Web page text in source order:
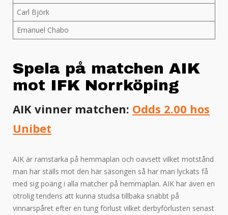
Carl Björk
Emanuel Chabo
Spela på matchen AIK
mot IFK Norrköping
AIK vinner matchen: Odds 2.00 hos
Unibet
AIK är ramstarka på hemmaplan och oavsett vilket motstånd
man har ställs mot den här säsongen så har man lyckats få
med sig poäng i alla matcher på hemmaplan. AIK har även en
otrolig tendens att kunna studsa tillbaka snabbt på
vinnarspåret efter en tung förlust vilket derbyförlusten senast